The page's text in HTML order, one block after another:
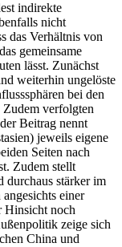
indirekte
nicht
das Verhältnis von
gemeinsame
lässt. Zunächst
weiterhin ungelöste
bei den
verfolgten
Beitrag nennt
jeweils eigene
Seiten nach
Zudem stellt
durchaus stärker im
einer
Hinsicht noch
zeige sich
China und